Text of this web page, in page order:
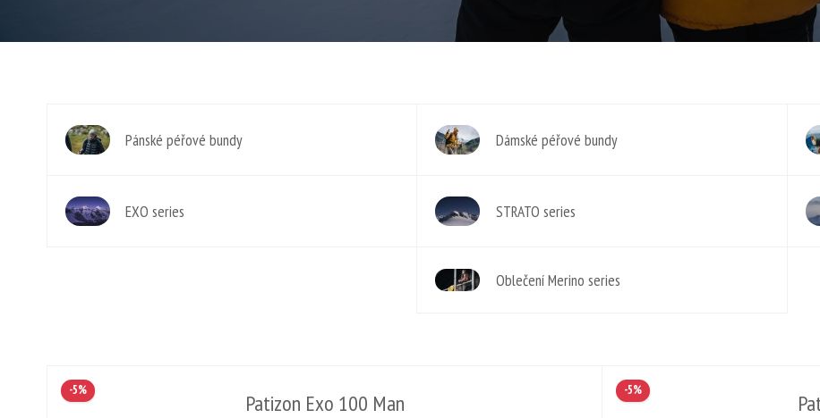
Pánské péřové bundy Dámské péřové bundy
EXO series STRATO series
Oblečení Merino series
-5% Patizon Exo 100 Man -5%